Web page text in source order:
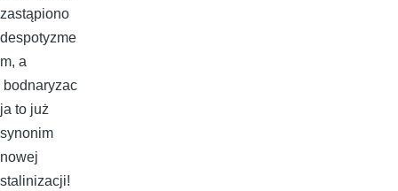
zastąpiono
despotyzme
m, a
bodnaryzac
ja to już
synonim
nowej
stalinizacji!